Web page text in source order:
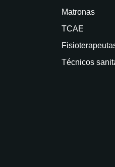
Matronas
TCAE
Técnicos